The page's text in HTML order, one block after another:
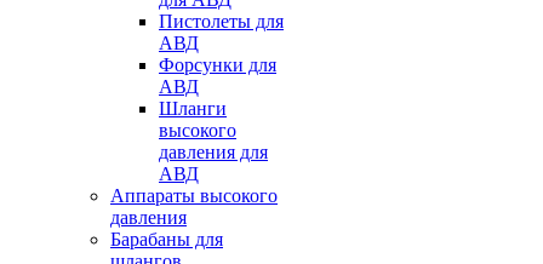
Пистолеты для
АВД
Форсунки для
АВД
Шланги
высокого
давления для
АВД
Аппараты высокого
давления
Барабаны для